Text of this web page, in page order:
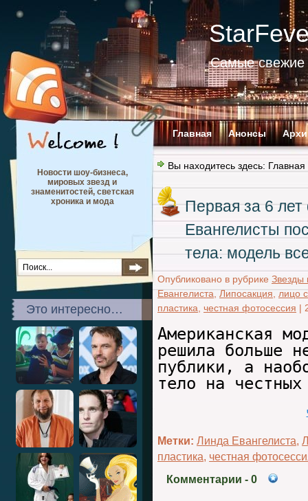
Самые свежие
Главная Анонсы
Новости шоу-бизнеса,
мировых звезд и
знаменитостей, светская
хроника и мода
Это интересно…
Вы находитесь здесь: Главная
Первая за 6
Евангелисты
тела: модель
Опубликовано в рубрике Звезды
Евангелиста,Липосакция,лицо
пластика честная фотосессия |
Американская
решила больше
публики, а
тело на
Метки: Линда Евангелиста,
пластика, честная
Комментарии - 0